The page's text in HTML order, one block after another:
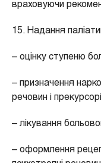
враховуючи
15. Надання
– оцінку ступеню
– призначення
речовин і
– лікування
– оформлення